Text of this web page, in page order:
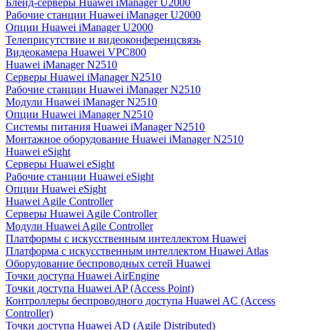
Блейд-серверы Huawei iManager U2000
Рабочие станции Huawei iManager U2000
Опции Huawei iManager U2000
Телеприсутствие и видеоконференцсвязь
Видеокамера Huawei VPC800
Huawei iManager N2510
Серверы Huawei iManager N2510
Рабочие станции Huawei iManager N2510
Модули Huawei iManager N2510
Опции Huawei iManager N2510
Системы питания Huawei iManager N2510
Монтажное оборудование Huawei iManager N2510
Huawei eSight
Серверы Huawei eSight
Рабочие станции Huawei eSight
Опции Huawei eSight
Huawei Agile Controller
Серверы Huawei Agile Controller
Модули Huawei Agile Controller
Платформы с искусственным интеллектом Huawei
Платформа с искусственным интеллектом Huawei Atlas
Оборудование беспроводных сетей Huawei
Точки доступа Huawei AirEngine
Точки доступа Huawei AP (Access Point)
Контроллеры беспроводного доступа Huawei AC (Access
Controller)
Точки доступа Huawei AD (Agile Distributed)